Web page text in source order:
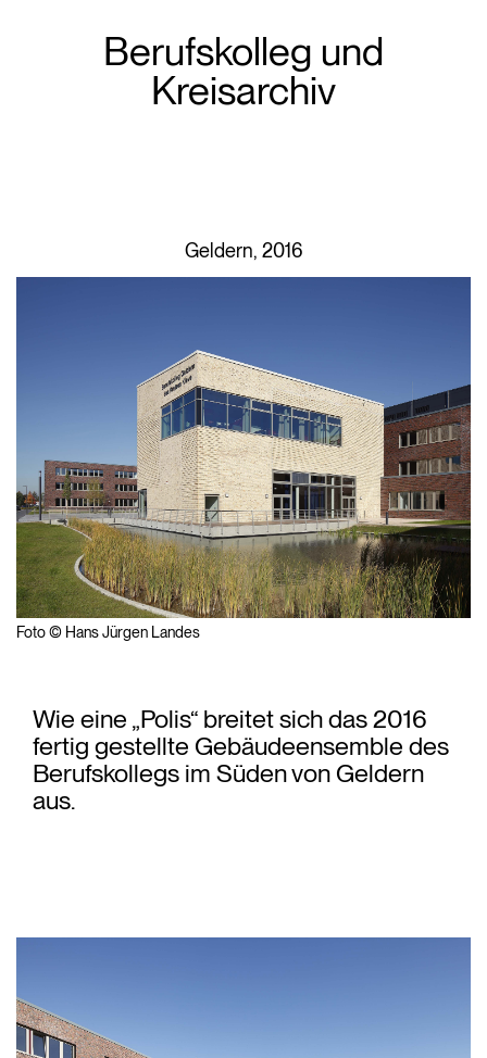
Berufskolleg und
Kreisarchiv
Geldern, 2016
Foto © Hans Jürgen Landes
Wie eine „Polis“ breitet sich das 2016
fertig gestellte Gebäudeensemble des
Berufskollegs im Süden von Geldern
aus.